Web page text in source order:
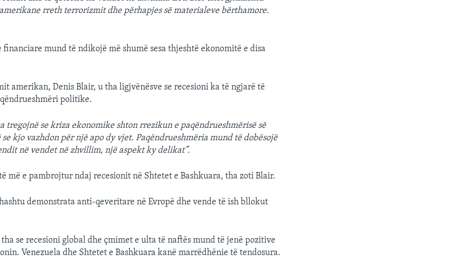
rreth terrorizmit dhe përhapjes së materialeve bërthamore.
financiare mund të ndikojë më shumë sesa thjeshtë ekonomitë e disa
amerikan, Denis Blair, u tha ligjvënësve se recesioni ka të ngjarë të
politike.
tregojnë se kriza ekonomike shton rrezikun e paqëndrueshmërisë së
se kjo vazhdon për një apo dy vjet. Paqëndrueshmëria mund të dobësojë
në vendet në zhvillim, një aspekt ky delikat”.
më e pambrojtur ndaj recesionit në Shtetet e Bashkuara, tha zoti Blair.
demonstrata anti-qeveritare në Evropë dhe vende të ish bllokut
se recesioni global dhe çmimet e ulta të naftës mund të jenë pozitive
Venezuela dhe Shtetet e Bashkuara kanë marrëdhënie të tendosura.